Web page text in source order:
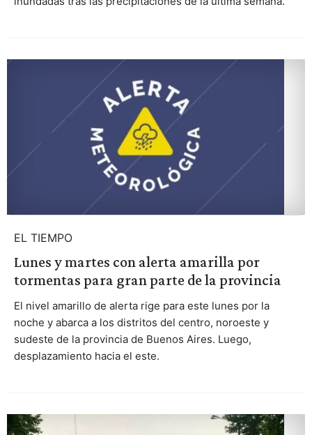
EL TIEMPO
Lunes y martes con alerta amarilla por
tormentas para gran parte de la provincia
El nivel amarillo de alerta rige para este lunes por la
noche y abarca a los distritos del centro, noroeste y
sudeste de la provincia de Buenos Aires. Luego,
desplazamiento hacia el este.